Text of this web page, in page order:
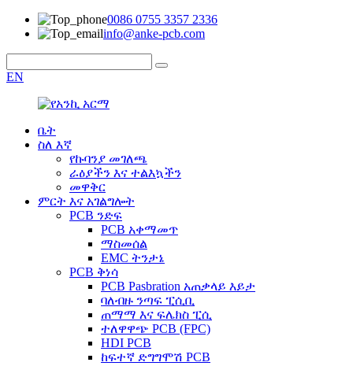
0086 0755 3357 2336
info@anke-pcb.com
EN
ቤት
ስለ እኛ
የኩባንያ መገለጫ
ራዕያችን እና ተልእኳችን
መዋቅር
ምርት እና አገልግሎት
PCB ንድፍ
PCB አቀማመጥ
ማስመሰል
EMC ትንታኔ
PCB ቅነሳ
PCB Pasbration አጠቃላይ እይታ
ባለብዙ ንጣፍ ፒሲቢ
ጠማማ እና ፍሌክስ ፒሲ
ተለዋዋጭ PCB (FPC)
HDI PCB
ከፍተኛ ድግግሞሽ PCB